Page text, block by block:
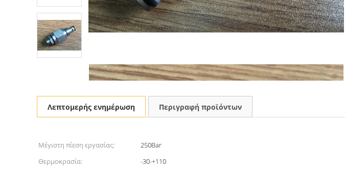
Λεπτομερής ενημέρωση Περιγραφή προϊόντων
Μέγιστη πίεση εργασίας: 250Bar
Θερμοκρασία:
-30-+110